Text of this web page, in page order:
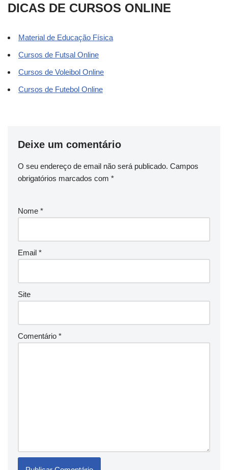
DICAS DE CURSOS ONLINE
Material de Educação Física
Cursos de Futsal Online
Cursos de Voleibol Online
Cursos de Futebol Online
Deixe um comentário
O seu endereço de email não será publicado. Campos
obrigatórios marcados com *
Nome *
Email *
Site
Comentário *